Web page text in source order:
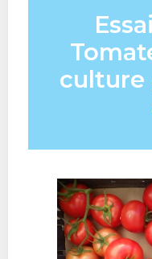
culture